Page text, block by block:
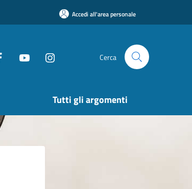
Accedi all'area personale
Cerca
Tutti gli argomenti